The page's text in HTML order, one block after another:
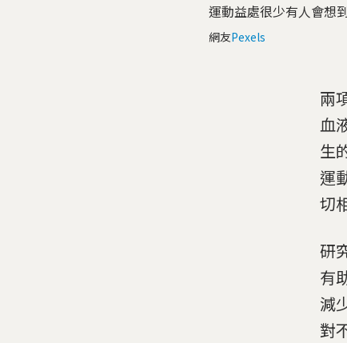
運動益處很少有人會想
網友Pexels
兩
血
生
運
切
研
有
減
對